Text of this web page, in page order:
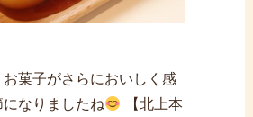
菓子がさらにおいしく感
なりましたね
【北上本